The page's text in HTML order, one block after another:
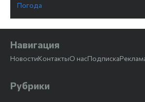
Погода
Навигация
НовостиКонтактыО насПодписка
Рубрики